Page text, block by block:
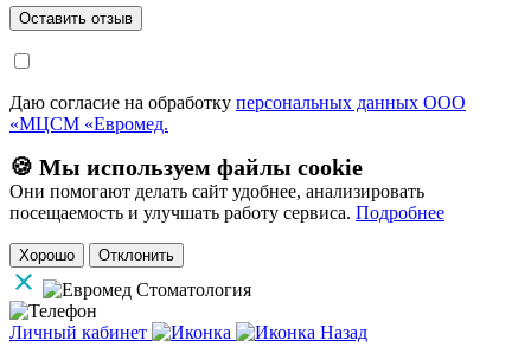
Даю согласие на обработку персональных данных ООО
«МЦСМ «Евромед.
🍪 Мы используем файлы cookie
Они помогают делать сайт удобнее, анализировать
посещаемость и улучшать работу сервиса. Подробнее
Хорошо Отклонить
Личный кабинет
Назад